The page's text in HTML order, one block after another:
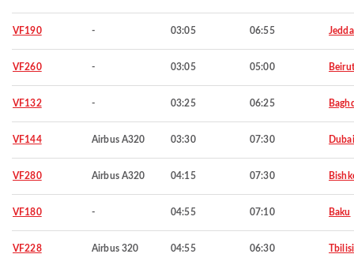
VF190 - 03:05 06:55
VF260 - 03:05 05:00 Beirut
VF132 - 03:25 06:25
VF144 Airbus A320 03:30 07:30 Dubai
VF280 Airbus A320 04:15 07:30
VF180 - 04:55 07:10 Baku
VF228 Airbus 320 04:55 06:30 Tbilisi